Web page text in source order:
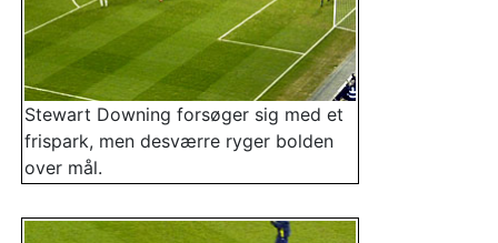
Stewart Downing forsøger sig med et
frispark, men desværre ryger bolden
over mål.